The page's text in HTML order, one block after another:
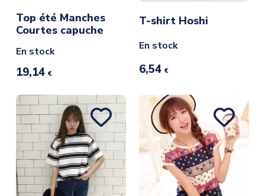
Top été Manches
Courtes capuche
En stock
19,14 €
T-shirt Hoshi
En stock
6,54 €